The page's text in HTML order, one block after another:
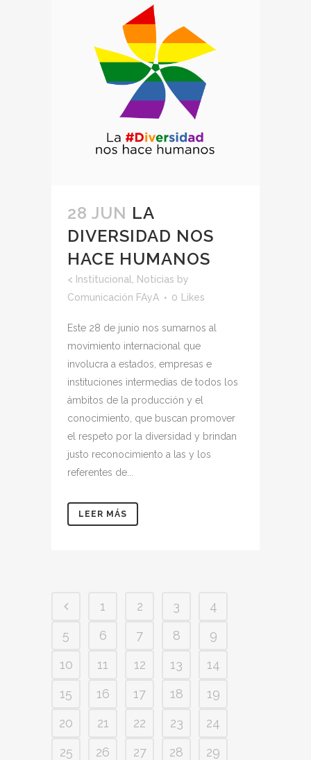
28 JUN LA
DIVERSIDAD NOS
HACE HUMANOS
< Institucional Noticias by
Comunicación FAyA
0 Likes
Este 28 de junio nos sumarnos al
movimiento internacional que
involucra a estados, empresas e
instituciones intermedias de todos los
ámbitos de la producción y el
conocimiento, que buscan promover
el respeto por la diversidad y brindan
justo reconocimiento a las y los
referentes de...
LEER MÁS
1 2 3
4
5
6 7 8
9
10
11 12 13
14
15
16 17 18
19
20
21 22 23
24
25
26 27 28
29